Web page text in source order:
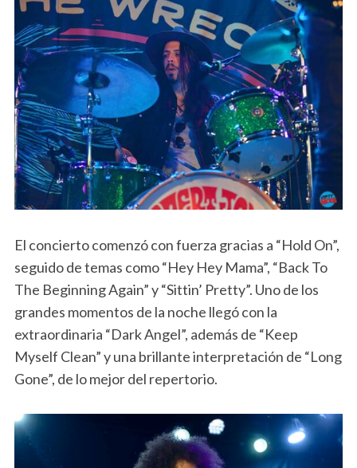
El concierto comenzó con fuerza gracias a “Hold On”,
seguido de temas como “Hey Hey Mama”, “Back To
The Beginning Again” y “Sittin’ Pretty”. Uno de los
grandes momentos de la noche llegó con la
extraordinaria “Dark Angel”, además de “Keep
Myself Clean” y una brillante interpretación de “Long
Gone”, de lo mejor del repertorio.